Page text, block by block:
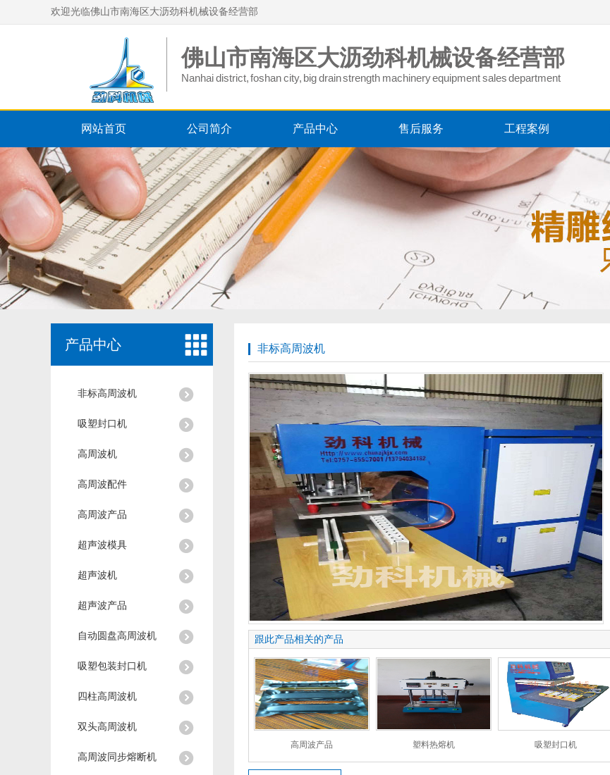
欢迎光临佛山市南海区大沥劲科机械设备经营部
佛山市南海区大沥劲科机械设备经营部
Nanhai district, foshan city, big drain strength machinery equipment sales department
网站首页 公司简介 产品中心 售后服务 工程案例
产品中心
非标高周波机
吸塑封口机
高周波机
高周波配件
高周波产品
超声波模具
超声波机
超声波产品
自动圆盘高周波机
吸塑包装封口机
四柱高周波机
双头高周波机
高周波同步熔断机
非标高周波机
跟此产品相关的产品
高周波产品 塑料热熔机 吸塑封口机